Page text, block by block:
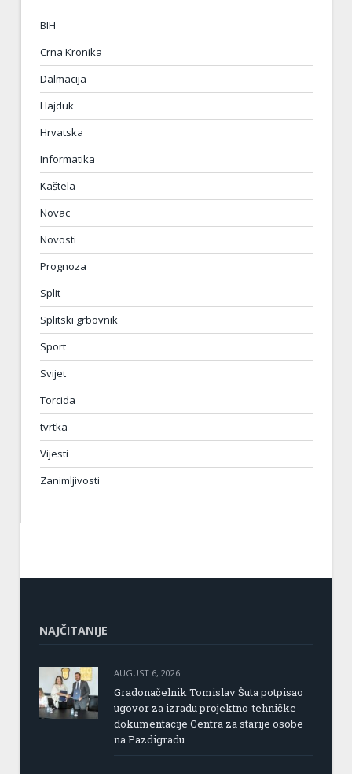
BIH
Crna Kronika
Dalmacija
Hajduk
Hrvatska
Informatika
Kaštela
Novac
Novosti
Prognoza
Split
Splitski grbovnik
Sport
Svijet
Torcida
tvrtka
Vijesti
Zanimljivosti
NAJČITANIJE
AUGUST 6, 2026
Gradonačelnik Tomislav Šuta potpisao
ugovor za izradu projektno-tehničke
dokumentacije Centra za starije osobe
na Pazdigradu